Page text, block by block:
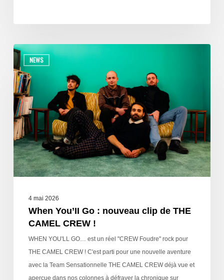
NEWS
4 mai 2026
When You’II Go : nouveau clip de THE
CAMEL CREW !
WHEN YOU'LL GO… est un réel "CREW Foudre" rock pour
THE CAMEL CREW ! C'est parti pour une nouvelle aventure
avec la Team Sensationnelle THE CAMEL CREW déjà vue et
aperçue dans nos colonnes à défrayer la chronique sur